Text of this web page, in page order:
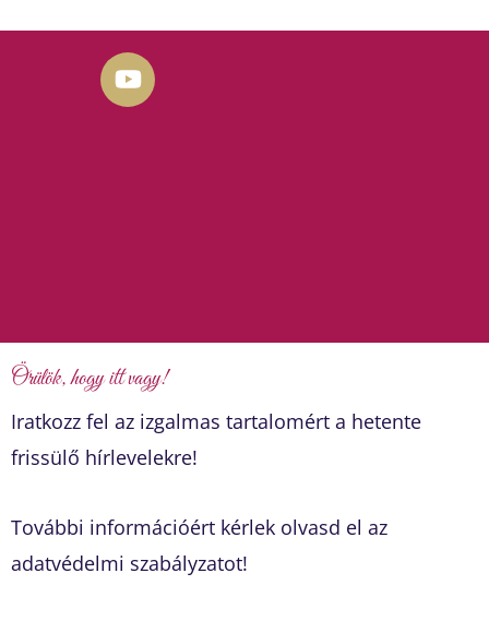
Y
o
Örülök, hogy itt vagy!
Iratkozz fel az izgalmas tartalomért a hetente
frissülő hírlevelekre!
További információért kérlek olvasd el az
adatvédelmi szabályzatot!